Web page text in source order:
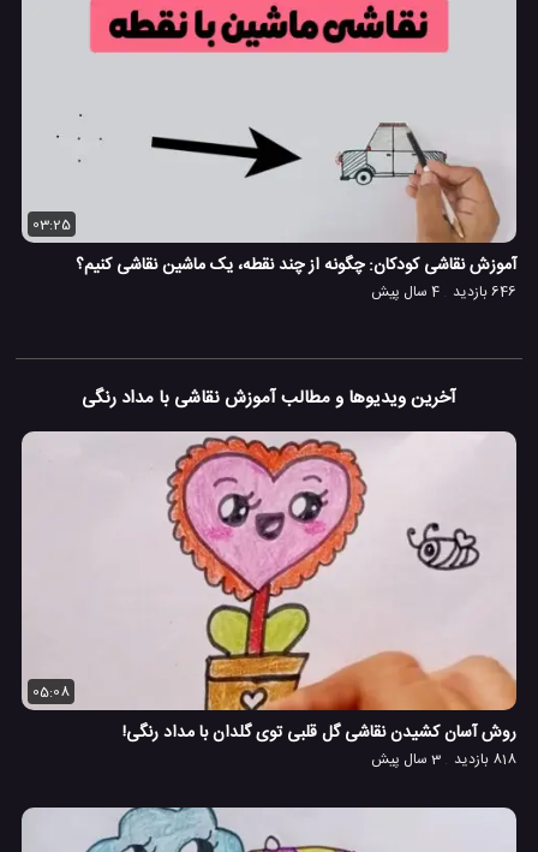
03:25
آموزش نقاشی کودکان: چگونه از چند نقطه، یک ماشین نقاشی کنیم؟
646 بازدید 4 سال پیش
آخرین ویدیوها و مطالب آموزش نقاشی با مداد رنگی
05:08
روش آسان کشیدن نقاشی گل قلبی توی گلدان با مداد رنگی!
818 بازدید 3 سال پیش